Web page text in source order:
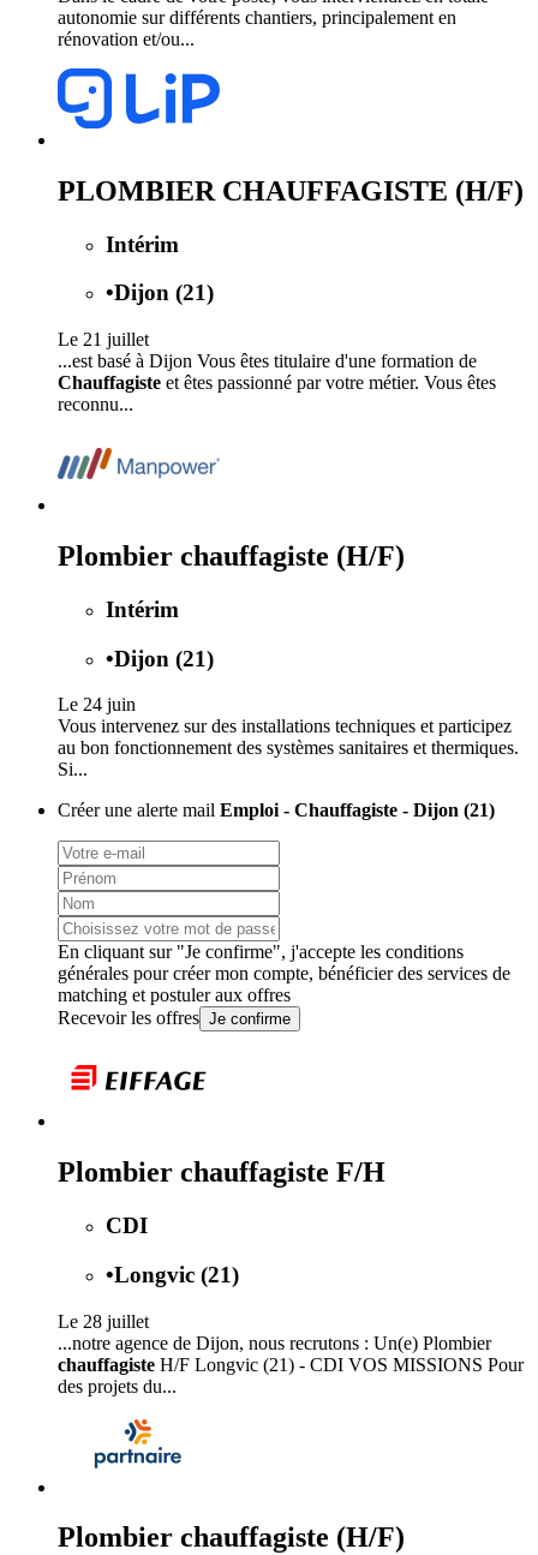
autonomie sur différents chantiers, principalement en
rénovation et/ou...
PLOMBIER CHAUFFAGISTE (H/F)
Intérim
•Dijon (21)
Le 21 juillet
...est basé à Dijon Vous êtes titulaire d'une formation de
Chauffagiste et êtes passionné par votre métier. Vous êtes
reconnu...
Plombier chauffagiste (H/F)
Intérim
•Dijon (21)
Le 24 juin
Vous intervenez sur des installations techniques et participez
au bon fonctionnement des systèmes sanitaires et thermiques.
Si...
Créer une alerte mail Emploi - Chauffagiste - Dijon (21)
En cliquant sur "Je confirme", j'accepte les conditions
générales pour créer mon compte, bénéficier des services de
matching et postuler aux offres
Recevoir les offres Je confirme
Plombier chauffagiste F/H
CDI
•Longvic (21)
Le 28 juillet
...notre agence de Dijon, nous recrutons : Un(e) Plombier
chauffagiste H/F Longvic (21) - CDI VOS MISSIONS Pour
des projets du...
Plombier chauffagiste (H/F)